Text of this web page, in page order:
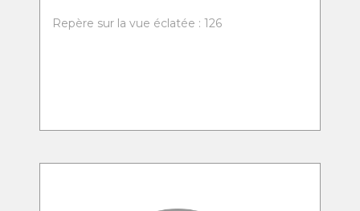
Repère sur la vue éclatée : 126